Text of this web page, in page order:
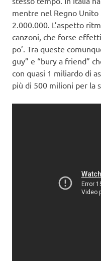
mentre nel Regno
2.000.000. L’aspetto
canzoni, che forse
po’. Tra queste
guy” e “bury a friend”
con quasi 1 miliardo di
più di 500 milioni per la